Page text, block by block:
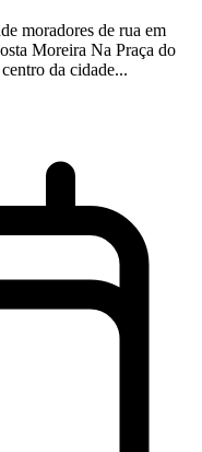
moradores de rua em
Moreira Na Praça do
da cidade...